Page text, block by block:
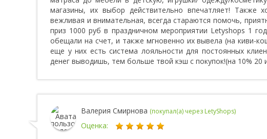
магазины, их выбор действительно впечатляет! Также
вежливая и внимательная, всегда стараются помочь,
приз 1000 руб в праздничном мероприятии Letyshops 1
обещали на счет, и также мгновенно их вывела (на киви-
еще у них есть система лояльности для постоянных
денег выводишь, тем больше твой кэш с покупок!(на 10% 20
Валерия Смирнова (покупал(а) через LetyShops)
Оценка: